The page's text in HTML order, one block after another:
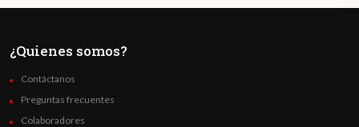
¿Quienes somos?
Contáctanos
Preguntas frecuentes
Colaboradores